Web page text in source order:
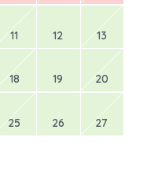
11 12 13
18 19 20
25 26 27